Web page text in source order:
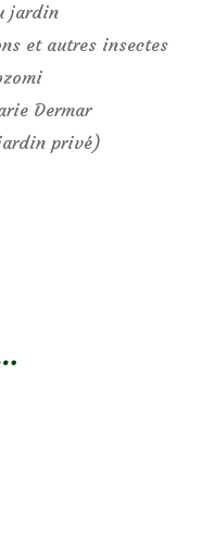
jardin
et autres insectes
Dermar
privé)